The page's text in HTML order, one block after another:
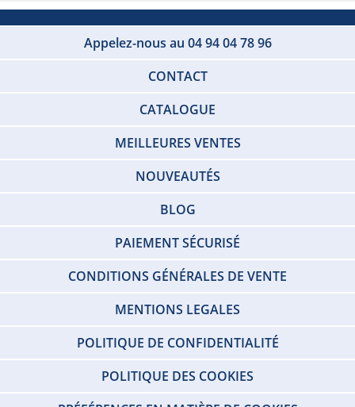
Appelez-nous au 04 94 04 78 96
CONTACT
CATALOGUE
MEILLEURES VENTES
NOUVEAUTÉS
BLOG
PAIEMENT SÉCURISÉ
CONDITIONS GÉNÉRALES DE VENTE
MENTIONS LEGALES
POLITIQUE DE CONFIDENTIALITÉ
POLITIQUE DES COOKIES